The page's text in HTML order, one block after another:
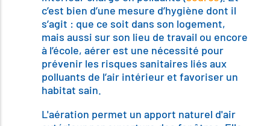
c’est bien d’une mesure d’hygiène dont il
s’agit : que ce soit dans son logement,
mais aussi sur son lieu de travail ou encore
à l’école, aérer est une nécessité pour
prévenir les risques sanitaires liés aux
polluants de l’air intérieur et favoriser un
habitat sain.
L'aération permet un apport naturel d'air